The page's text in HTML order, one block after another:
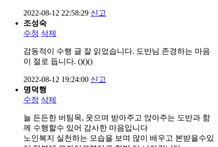
2022-08-12 22:58:29 신고
조성숙
수정 삭제
감동적이 수행 글 잘 읽었습니다. 도반님 존경하는 마음
이 절로 듭니다. ()()()
2022-08-12 19:24:00 신고
명덕행
수정 삭제
늘 든든한 버팀목, 웃으며 받아주고 앉아주는 도반과 함
께 수행할수 있어 감사한 마음입니다
노인복지 실천하는 모습을 보며 많이 배우고 본받을수있